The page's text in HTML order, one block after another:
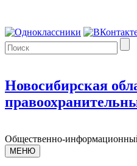
Новосибирская
Общественно-
МЕНЮ